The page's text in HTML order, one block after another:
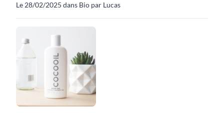
Le 28/02/2025 dans Bio par Lucas